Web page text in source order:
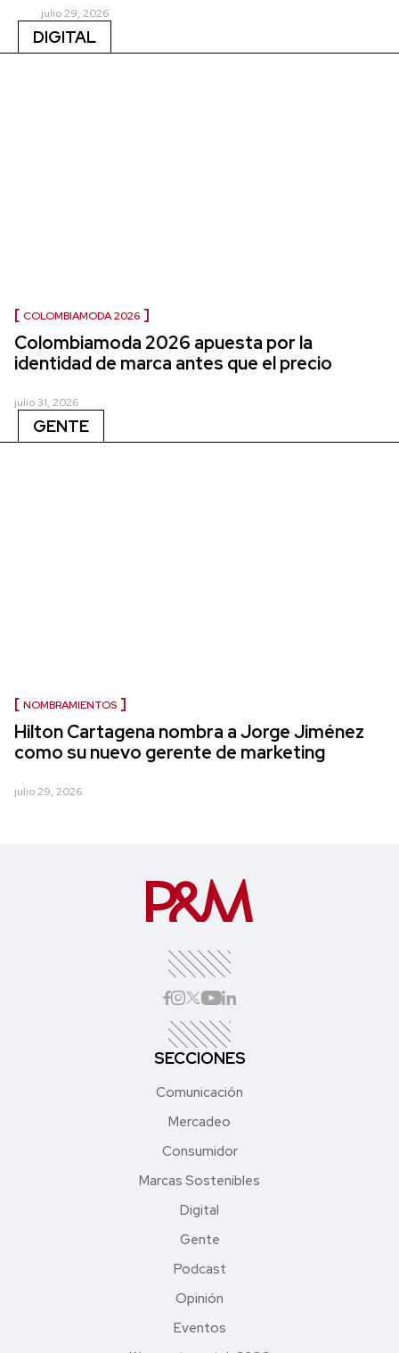
julio 29, 2026
DIGITAL
COLOMBIAMODA 2026
Colombiamoda 2026 apuesta por la
identidad de marca antes que el precio
julio 31, 2026
GENTE
NOMBRAMIENTOS
Hilton Cartagena nombra a Jorge Jiménez
como su nuevo gerente de marketing
julio 29, 2026
SECCIONES
Comunicación
Mercadeo
Consumidor
Marcas Sostenibles
Digital
Gente
Podcast
Opinión
Eventos